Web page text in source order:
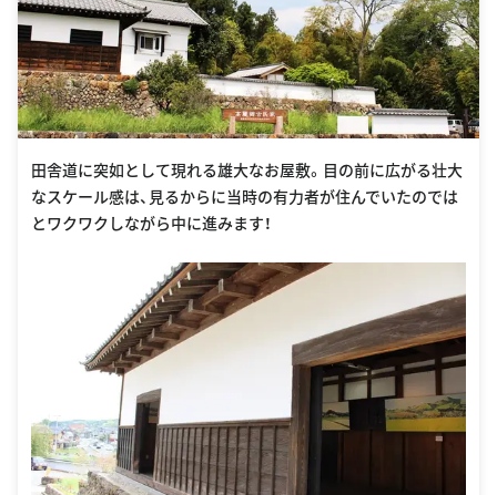
田舎道に突如として現れる雄大なお屋敷。目の前に広がる壮大
なスケール感は、見るからに当時の有力者が住んでいたのでは
とワクワクしながら中に進みます！